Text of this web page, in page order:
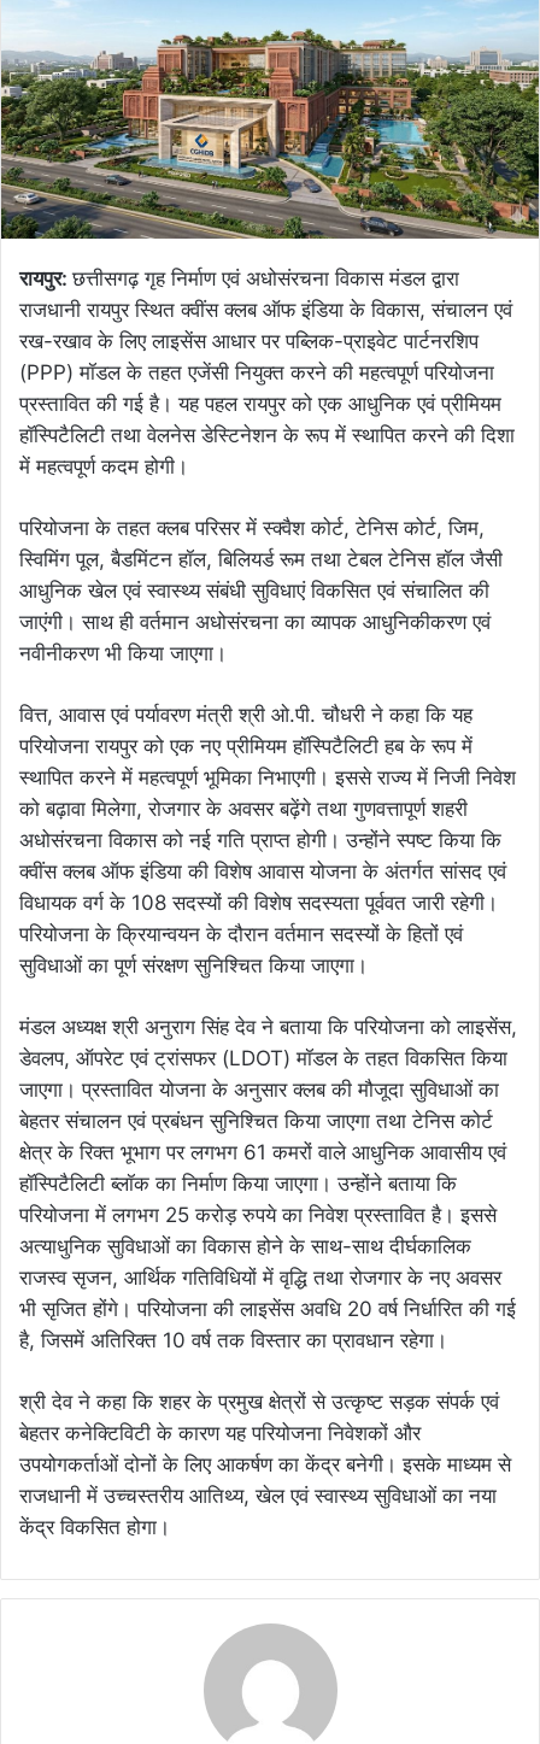
रायपुर:छत्तीसगढ़ गृह निर्माण एवं अधोसंरचना विकास मंडल द्वारा
राजधानी रायपुर स्थित क्वींस क्लब ऑफ इंडिया के विकास, संचालन एवं
रख-रखाव के लिए लाइसेंस आधार पर पब्लिक-प्राइवेट पार्टनरशिप
(PPP) मॉडल के तहत एजेंसी नियुक्त करने की महत्वपूर्ण परियोजना
प्रस्तावित की गई है। यह पहल रायपुर को एक आधुनिक एवं प्रीमियम
हॉस्पिटैलिटी तथा वेलनेस डेस्टिनेशन के रूप में स्थापित करने की दिशा
में महत्वपूर्ण कदम होगी।
परियोजना के तहत क्लब परिसर में स्क्वैश कोर्ट, टेनिस कोर्ट, जिम,
स्विमिंग पूल, बैडमिंटन हॉल, बिलियर्ड रूम तथा टेबल टेनिस हॉल जैसी
आधुनिक खेल एवं स्वास्थ्य संबंधी सुविधाएं विकसित एवं संचालित की
जाएंगी। साथ ही वर्तमान अधोसंरचना का व्यापक आधुनिकीकरण एवं
नवीनीकरण भी किया जाएगा।
वित्त, आवास एवं पर्यावरण मंत्री श्री ओ.पी. चौधरी ने कहा कि यह
परियोजना रायपुर को एक नए प्रीमियम हॉस्पिटैलिटी हब के रूप में
स्थापित करने में महत्वपूर्ण भूमिका निभाएगी। इससे राज्य में निजी निवेश
को बढ़ावा मिलेगा, रोजगार के अवसर बढ़ेंगे तथा गुणवत्तापूर्ण शहरी
अधोसंरचना विकास को नई गति प्राप्त होगी। उन्होंने स्पष्ट किया कि
क्वींस क्लब ऑफ इंडिया की विशेष आवास योजना के अंतर्गत सांसद एवं
विधायक वर्ग के 108 सदस्यों की विशेष सदस्यता पूर्ववत जारी रहेगी।
परियोजना के क्रियान्वयन के दौरान वर्तमान सदस्यों के हितों एवं
सुविधाओं का पूर्ण संरक्षण सुनिश्चित किया जाएगा।
मंडल अध्यक्ष श्री अनुराग सिंह देव ने बताया कि परियोजना को लाइसेंस,
डेवलप, ऑपरेट एवं ट्रांसफर (LDOT) मॉडल के तहत विकसित किया
जाएगा। प्रस्तावित योजना के अनुसार क्लब की मौजूदा सुविधाओं का
बेहतर संचालन एवं प्रबंधन सुनिश्चित किया जाएगा तथा टेनिस कोर्ट
क्षेत्र के रिक्त भूभाग पर लगभग 61 कमरों वाले आधुनिक आवासीय एवं
हॉस्पिटैलिटी ब्लॉक का निर्माण किया जाएगा। उन्होंने बताया कि
परियोजना में लगभग 25 करोड़ रुपये का निवेश प्रस्तावित है। इससे
अत्याधुनिक सुविधाओं का विकास होने के साथ-साथ दीर्घकालिक
राजस्व सृजन, आर्थिक गतिविधियों में वृद्धि तथा रोजगार के नए अवसर
भी सृजित होंगे। परियोजना की लाइसेंस अवधि 20 वर्ष निर्धारित की गई
है, जिसमें अतिरिक्त 10 वर्ष तक विस्तार का प्रावधान रहेगा।
श्री देव ने कहा कि शहर के प्रमुख क्षेत्रों से उत्कृष्ट सड़क संपर्क एवं
बेहतर कनेक्टिविटी के कारण यह परियोजना निवेशकों और
उपयोगकर्ताओं दोनों के लिए आकर्षण का केंद्र बनेगी। इसके माध्यम से
राजधानी में उच्चस्तरीय आतिथ्य, खेल एवं स्वास्थ्य सुविधाओं का नया
केंद्र विकसित होगा।